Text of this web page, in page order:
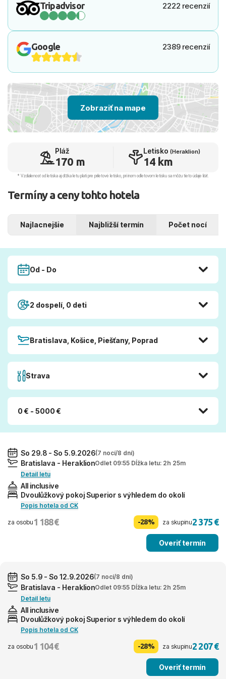
Tripadvisor 2222 recenzií
Google 2389 recenzií
Zobraziť na mape
Pláž
170 m
Letisko (Heraklion)
14 km
* Vzdialenosť od letiska aj dľžka letu platí pre príletové letisko, pri inom odletovom letisku sa môžu tieto údaje líšiť.
Termíny a ceny tohto hotela
Najlacnejšie Najbližší termín Počet nocí
Od - Do
2 dospelí, 0 deti
Bratislava, Košice, Piešťany, Poprad
Strava
0 € - 5000 €
So 29.8 - So 5.9.2026(7 nocí/8 dní)
Bratislava - HeraklionOdlet 09:55 Dĺžka letu: 2h 25m
Detail letu
All inclusive
Dvoulůžkový pokoj Superior s výhledem do okolí
Popis hotela od CK
za osobu 1 188 € -28% za skupinu2 375 €
Overiť termín
So 5.9 - So 12.9.2026(7 nocí/8 dní)
Bratislava - HeraklionOdlet 09:55 Dĺžka letu: 2h 25m
Detail letu
All inclusive
Dvoulůžkový pokoj Superior s výhledem do okolí
Popis hotela od CK
za osobu 1 104 € -28% za skupinu2 207 €
Overiť termín